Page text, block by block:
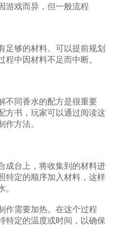
游戏而异，但一般流程
足够的材料。可以提前规划
程中因材料不足而中断。
不同香水的配方是很重要
方书，玩家可以通过阅读这
作方法。
成台上，将收集到的材料进
特定的顺序加入材料，这样
作需要加热。在这个过程
特定的温度或时间，以确保